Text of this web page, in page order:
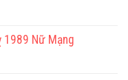
1989 Nữ Mạng